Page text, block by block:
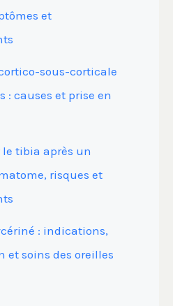
et
sous-corticale
: causes et prise en
le tibia après un
risques et
: indications,
et soins des oreilles